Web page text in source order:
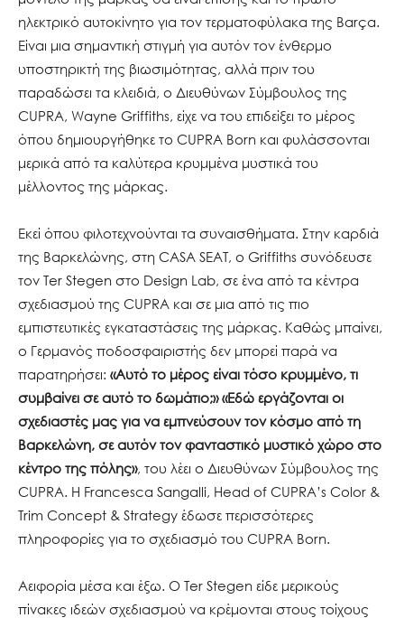
ηλεκτρικό αυτοκίνητο για τον τερματοφύλακα της Barça.
Είναι μια σημαντική στιγμή για αυτόν τον ένθερμο
υποστηρικτή της βιωσιμότητας, αλλά πριν του
παραδώσει τα κλειδιά, ο Διευθύνων Σύμβουλος της
CUPRA, Wayne Griffiths, είχε να του επιδείξει το μέρος
όπου δημιουργήθηκε το CUPRA Born και φυλάσσονται
μερικά από τα καλύτερα κρυμμένα μυστικά του
μέλλοντος της μάρκας.
Εκεί όπου φιλοτεχνούνται τα συναισθήματα. Στην καρδιά
της Βαρκελώνης, στη CASA SEAT, ο Griffiths συνόδευσε
τον Ter Stegen στο Design Lab, σε ένα από τα κέντρα
σχεδιασμού της CUPRA και σε μια από τις πιο
εμπιστευτικές εγκαταστάσεις της μάρκας. Καθώς μπαίνει,
ο Γερμανός ποδοσφαιριστής δεν μπορεί παρά να
παρατηρήσει: «Αυτό το μέρος είναι τόσο κρυμμένο, τι
συμβαίνει σε αυτό το δωμάτιο;» «Εδώ εργάζονται οι
σχεδιαστές μας για να εμπνεύσουν τον κόσμο από τη
Βαρκελώνη, σε αυτόν τον φανταστικό μυστικό χώρο στο
κέντρο της πόλης», του λέει ο Διευθύνων Σύμβουλος της
CUPRA. Η Francesca Sangalli, Head of CUPRA’s Color &
Trim Concept & Strategy έδωσε περισσότερες
πληροφορίες για το σχεδιασμό του CUPRA Born.
Αειφορία μέσα και έξω. Ο Ter Stegen είδε μερικούς
πίνακες ιδεών σχεδιασμού να κρέμονται στους τοίχους